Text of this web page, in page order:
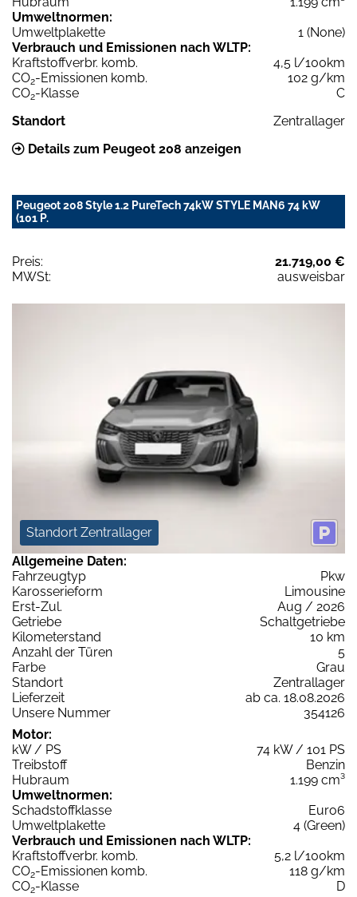
Umweltnormen:
Umweltplakette
1 (None)
Verbrauch und Emissionen nach WLTP:
Kraftstoffverbr. komb.
4,5 l/100km
CO2-Emissionen komb.
102 g/km
CO2-Klasse
C
Standort
Zentrallager
Details zum Peugeot 208 anzeigen
Peugeot 208 Style 1.2 PureTech 74kW STYLE MAN6 74 kW
(101 P.
Preis:
21.719,00 €
MWSt:
ausweisbar
Standort Zentrallager
Allgemeine Daten:
Fahrzeugtyp
Pkw
Karosserieform
Limousine
Erst-Zul.
Aug / 2026
Getriebe
Schaltgetriebe
Kilometerstand
10 km
Anzahl der Türen
5
Farbe
Grau
Standort
Zentrallager
Lieferzeit
ab ca. 18.08.2026
Unsere Nummer
354126
Motor:
kW / PS
74 kW / 101 PS
Treibstoff
Benzin
Hubraum
1.199 cm³
Umweltnormen:
Schadstoffklasse
Euro6
Umweltplakette
4 (Green)
Verbrauch und Emissionen nach WLTP:
Kraftstoffverbr. komb.
5,2 l/100km
CO2-Emissionen komb.
118 g/km
CO2-Klasse
D